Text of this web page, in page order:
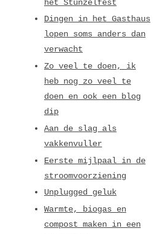
het Stünzelfest
Dingen in het Gasthaus
lopen soms anders dan
verwacht
Zo veel te doen, ik
heb nog zo veel te
doen en ook een blog
dip
Aan de slag als
vakkenvuller
Eerste mijlpaal in de
stroomvoorziening
Unplugged geluk
Warmte, biogas en
compost maken in een